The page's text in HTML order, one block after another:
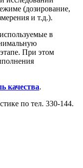
(дозирование,
и т.д.).
в
При этом
качества.
по тел. 330-144.